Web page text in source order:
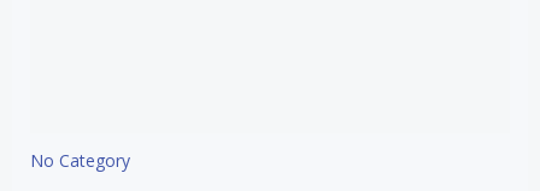
No Category